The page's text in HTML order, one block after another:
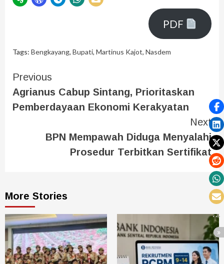
PDF
Tags: Bengkayang, Bupati, Martinus Kajot, Nasdem
Previous
Agrianus Cabup Sintang, Prioritaskan
Pemberdayaan Ekonomi Kerakyatan
Next
BPN Mempawah Diduga Menyalahi
Prosedur Terbitkan Sertifikat
More Stories